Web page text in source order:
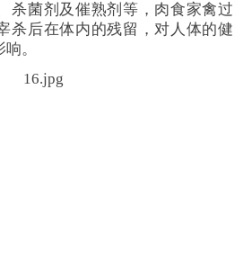
杀菌剂及催熟剂等，肉食家禽过
杀后在体内的残留，对人体的健
。